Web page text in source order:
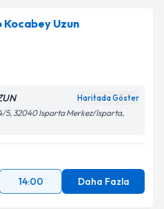
için randevu takvimi talebi
randevu almanız için bir
e-posta ile bilgilendireceğiz.
ilişkinAydınlatma
kabul ediyorum.
Kocabey Uzun
Haritada Göster
5, 32040 Isparta Merkez/Isparta,
14:00 Daha Fazla